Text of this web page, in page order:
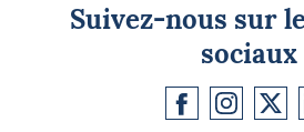
Suivez-nous sur
sociaux